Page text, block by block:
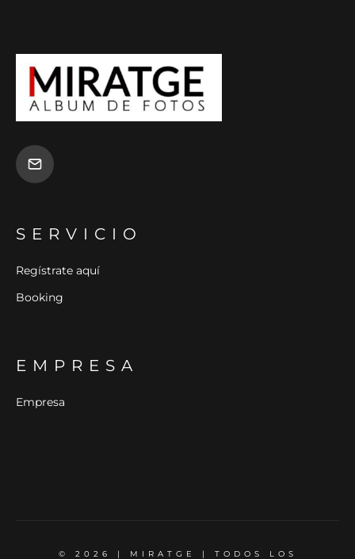
SERVICIO
Regístrate aquí
Booking
EMPRESA
Empresa
© 2026 | MIRATGE | TODOS LOS